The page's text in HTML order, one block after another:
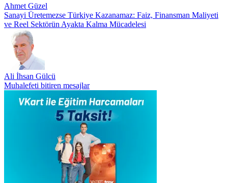
Ahmet Güzel
Sanayi Üretemezse Türkiye Kazanamaz: Faiz, Finansman Maliyeti
ve Reel Sektörün Ayakta Kalma Mücadelesi
Ali İhsan Gülcü
Muhalefeti bitiren mesajlar